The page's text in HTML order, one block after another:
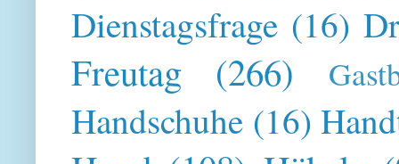
Dienstagsfrage (16)
Freutag (266)
Handschuhe (16)